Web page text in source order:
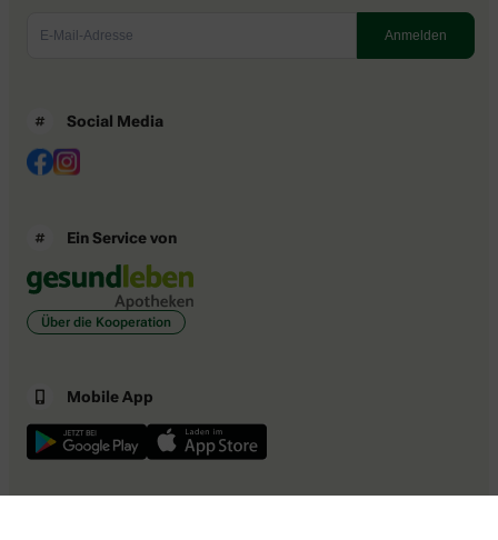
Social Media
Ein Service von
Über die Kooperation
Mobile App